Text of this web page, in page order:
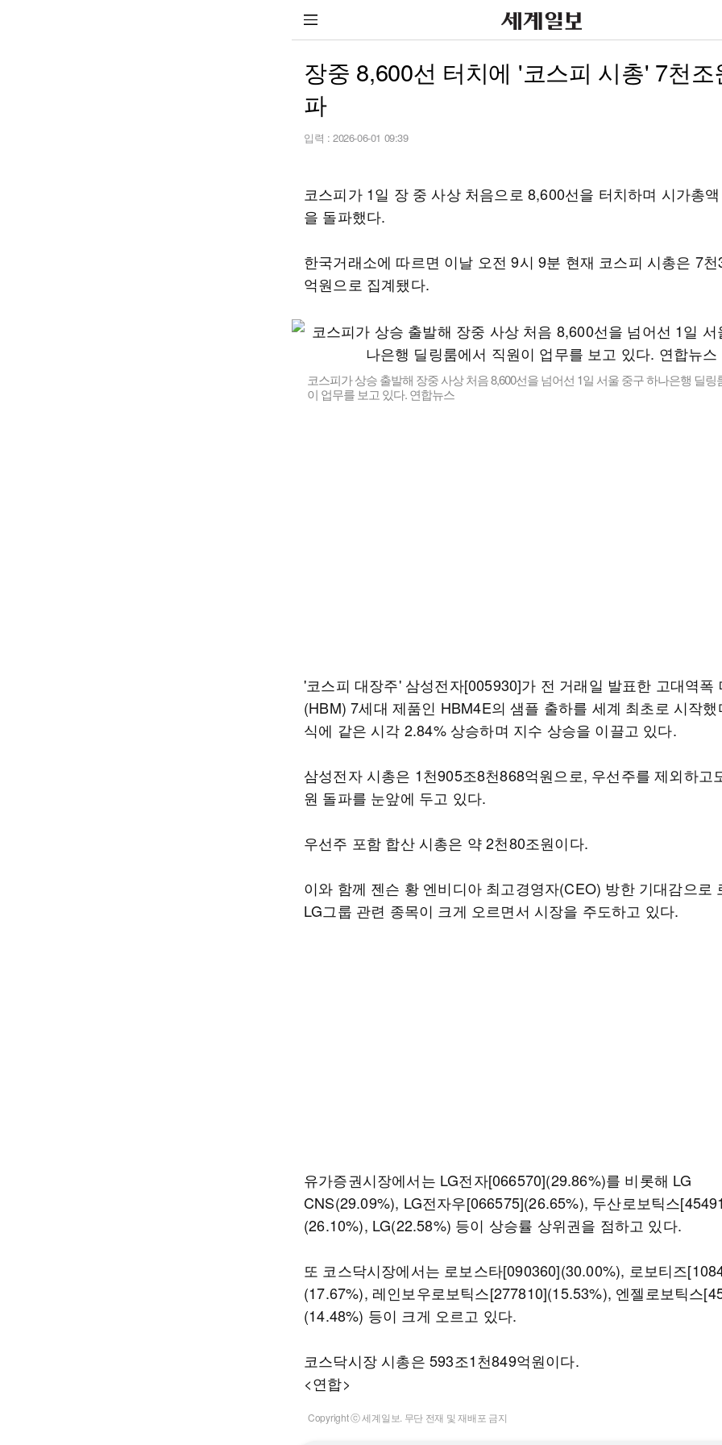
장중 8,600선 터치에 '코스피 시총' 7천조
파
입력 : 2026-06-01 09:39
코스피가 1일 장 중 사상 처음으로 8,600선을 터치하며 시가총
을 돌파했다.
한국거래소에 따르면 이날 오전 9시 9분 현재 코스피 시총은 7
억원으로 집계됐다.
코스피가 상승 출발해 장중 사상 처음 8,600선을 넘어선 1일 서울 중구 하나은행 딜링
이 업무를 보고 있다. 연합뉴스
'코스피 대장주' 삼성전자[005930]가 전 거래일 발표한 고대역폭
(HBM) 7세대 제품인 HBM4E의 샘플 출하를 세계 최초로 시작했
식에 같은 시각 2.84% 상승하며 지수 상승을 이끌고 있다.
삼성전자 시총은 1천905조8천868억원으로, 우선주를 제외하고
원 돌파를 눈앞에 두고 있다.
우선주 포함 합산 시총은 약 2천80조원이다.
이와 함께 젠슨 황 엔비디아 최고경영자(CEO) 방한 기대감으로
LG그룹 관련 종목이 크게 오르면서 시장을 주도하고 있다.
유가증권시장에서는 LG전자[066570](29.86%)를 비롯해 LG
CNS(29.09%), LG전자우[066575](26.65%), 두산로보틱스
(26.10%), LG(22.58%) 등이 상승률 상위권을 점하고 있다.
또 코스닥시장에서는 로보스타[090360](30.00%), 로보티즈
(17.67%), 레인보우로보틱스[277810](15.53%), 엔젤로보틱스
(14.48%) 등이 크게 오르고 있다.
코스닥시장 시총은 593조1천849억원이다.
<연합>
Copyright ⓒ 세계일보. 무단 전재 및 재배포 금지